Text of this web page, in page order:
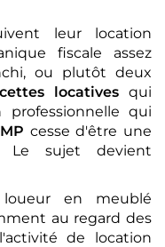
leur location
fiscale assez
ou plutôt deux
locativesqui
qui
cesse d'être une
Le sujet devient
en meublé
au regard des
de location